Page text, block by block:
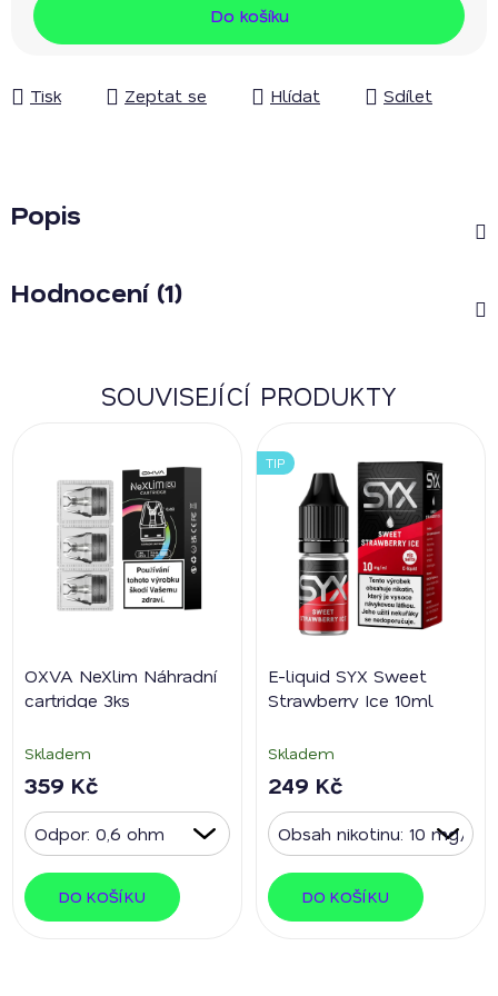
Do košíku
Tisk Zeptat se Hlídat Sdílet
Popis
Hodnocení (1)
SOUVISEJÍCÍ PRODUKTY
OXVA NeXlim Náhradní
cartridge 3ks
Skladem
359 Kč
DO KOŠÍKU
TIP
E-liquid SYX Sweet
Strawberry Ice 10ml
Skladem
249 Kč
DO KOŠÍKU